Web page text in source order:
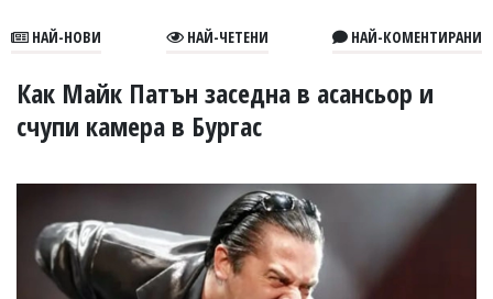
В
УКРАЙНА
СПОРТ
РАЗСЛЕДВАНЕ
НАЙ-НОВИ НАЙ-ЧЕТЕНИ НАЙ-КОМЕНТИРАНИ
Как Майк Патън заседна в асансьор и
счупи камера в Бургас